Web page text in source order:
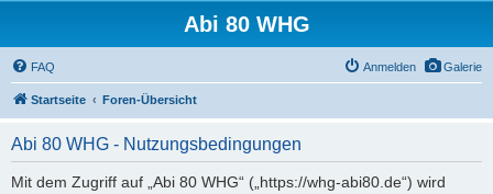
Abi 80 WHG
Galerie
FAQ Anmelden
Startseite Foren-Übersicht
Abi 80 WHG - Nutzungsbedingungen
Mit dem Zugriff auf „Abi 80 WHG“ („https://whg-abi80.de“) wird